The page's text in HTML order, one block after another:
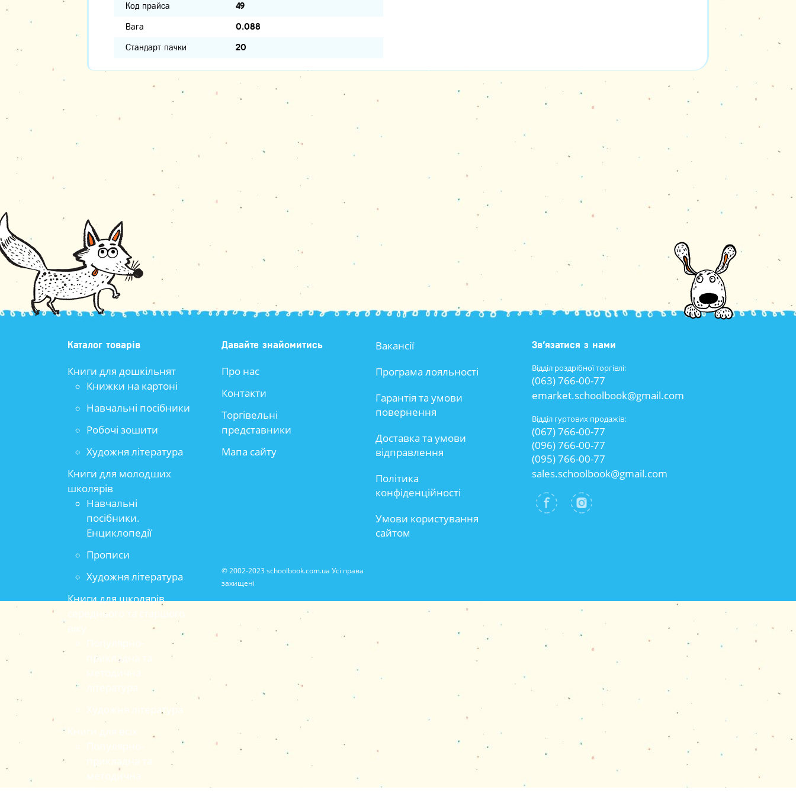
Код прайса 49
Вага 0.088
Стандарт пачки 20
Каталог товарів
Книги для дошкільнят
Книжки на картоні
Навчальні посібники
Робочі зошити
Художня література
Книги для молодших
школярів
Навчальні
посібники.
Енциклопедії
Прописи
Художня література
Книги для школярів
середнього та старшого
прикладна та
Художня література
методична
Давайте знайомитись
Про нас
Контакти
Торгівельні
представники
Мапа сайту
Вакансії
Програма лояльності
Гарантія та умови
повернення
Доставка та умови
відправлення
Політика
конфіденційності
Умови користування
сайтом
Зв’язатися з нами
Відділ роздрібної торгівлі:
(063) 766-00-77
emarket.schoolbook@gmail.com
Відділ гуртових продажів:
(067) 766-00-77
(096) 766-00-77
(095) 766-00-77
sales.schoolbook@gmail.com
© 2002-2023 schoolbook.com.ua Усі права
захищені